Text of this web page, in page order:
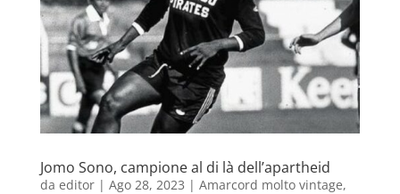
Jomo Sono, campione al di là dell’apartheid
da editor| Ago 28, 2023 | Amarcord molto vintage,